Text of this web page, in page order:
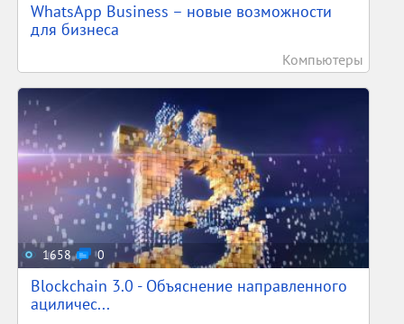
WhatsApp Business – новые возможности
для бизнеса
Компьютеры
1658 0
Blockchain 3.0 - Объяснение направленного
ациличес...